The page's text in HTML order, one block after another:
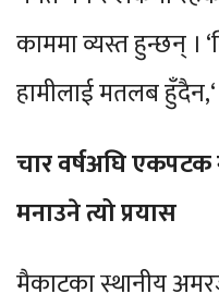
काममा व्यस्त हुन्छन् ।
हामीलाई मतलब
चार वर्षअघि एकपटक
मनाउने त्यो प्रयास
मैकाटका स्थानीय